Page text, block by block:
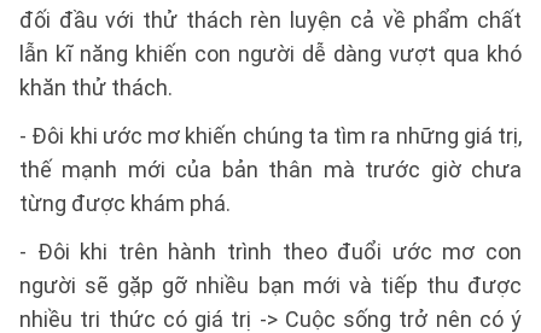
đối đầu với thử thách rèn luyện cả về phẩm chất
lẫn kĩ năng khiến con người dễ dàng vượt qua khó
khăn thử thách.
- Đôi khi ước mơ khiến chúng ta tìm ra những giá trị,
thế mạnh mới của bản thân mà trước giờ chưa
từng được khám phá.
- Đôi khi trên hành trình theo đuổi ước mơ con
người sẽ gặp gỡ nhiều bạn mới và tiếp thu được
nhiều tri thức có giá trị -> Cuộc sống trở nên có ý